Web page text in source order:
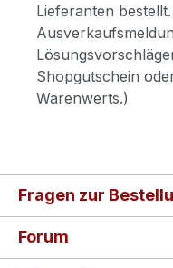
Lieferanten
Shopgutschein
Warenwerts.)
Fragen zur
Forum